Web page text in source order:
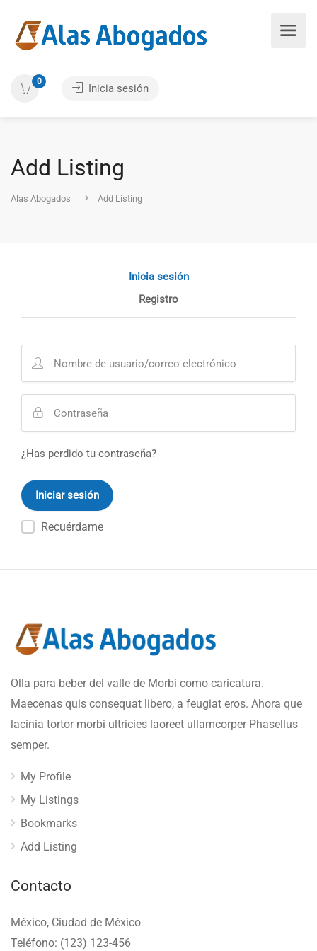
0
Inicia sesión
Add Listing
Alas Abogados Add Listing
Inicia sesión
Registro
¿Has perdido tu contraseña?
Recuérdame
Olla para beber del valle de Morbi como caricatura.
Maecenas quis consequat libero, a feugiat eros. Ahora que
lacinia tortor morbi ultricies laoreet ullamcorper Phasellus
semper.
My Profile
My Listings
Bookmarks
Add Listing
Contacto
México, Ciudad de México
Teléfono: (123) 123-456